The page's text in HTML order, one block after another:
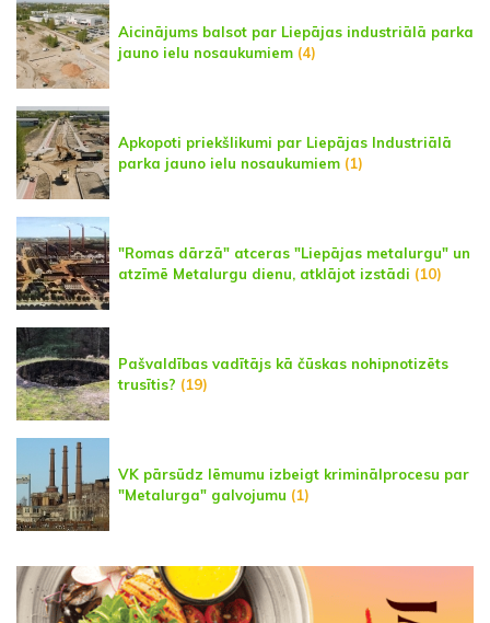
Aicinājums balsot par Liepājas industriālā parka
jauno ielu nosaukumiem (4)
Apkopoti priekšlikumi par Liepājas Industriālā
parka jauno ielu nosaukumiem (1)
"Romas dārzā" atceras "Liepājas metalurgu" un
atzīmē Metalurgu dienu, atklājot izstādi (10)
Pašvaldības vadītājs kā čūskas nohipnotizēts
trusītis? (19)
VK pārsūdz lēmumu izbeigt kriminālprocesu par
"Metalurga" galvojumu (1)